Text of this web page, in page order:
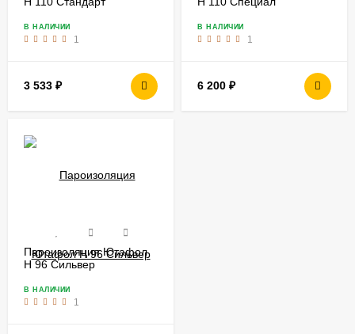
В НАЛИЧИИ
1
3 533 ₽
В НАЛИЧИИ
1
6 200 ₽
Пароизоляция Ютафол
Н 96 Сильвер
В НАЛИЧИИ
1